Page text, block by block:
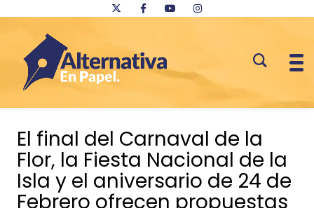
contenido
El final del Carnaval de la
Flor, la Fiesta Nacional de la
Isla y el aniversario de 24 de
Febrero ofrecen propuestas